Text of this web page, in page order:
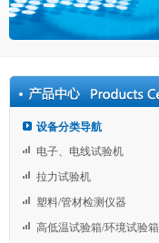
设备分类导航
电子、电线试验机
拉力试验机
塑料/管材检测仪器
高低温试验箱/环境试验箱